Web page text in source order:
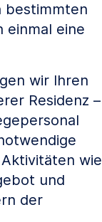
bestimmten
einmal eine
wir Ihren
Residenz –
wie
und
der